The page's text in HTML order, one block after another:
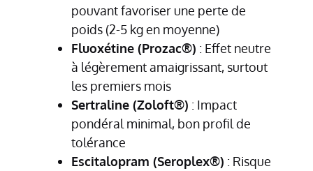
pouvant favoriser une perte de
poids (2-5 kg en moyenne)
Fluoxétine (Prozac®) : Effet neutre
à légèrement amaigrissant, surtout
les premiers mois
Sertraline (Zoloft®) : Impact
pondéral minimal, bon profil de
tolérance
Escitalopram (Seroplex®) : Risque